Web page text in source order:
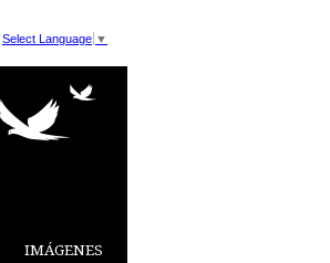
Select Language ▼
IMÁGENES